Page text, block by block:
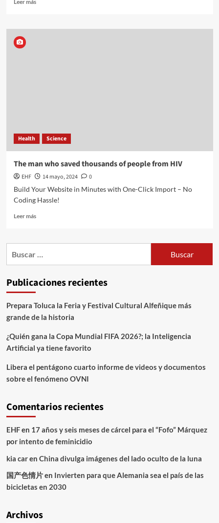
Leer más
Health Science
The man who saved thousands of people from HIV
EHF 14 mayo, 2024
0
Build Your Website in Minutes with One-Click Import – No
Coding Hassle!
Leer más
Publicaciones recientes
Prepara Toluca la Feria y Festival Cultural Alfeñique más
grande de la historia
¿Quién gana la Copa Mundial FIFA 2026?; la Inteligencia
Artificial ya tiene favorito
Libera el pentágono cuarto informe de videos y documentos
sobre el fenómeno OVNI
Comentarios recientes
EHFen 17 años y seis meses de cárcel para el “Fofo” Márquez
por intento de feminicidio
kia caren China divulga imágenes del lado oculto de la luna
国产色情片en Invierten para que Alemania sea el país de las
bicicletas en 2030
Archivos